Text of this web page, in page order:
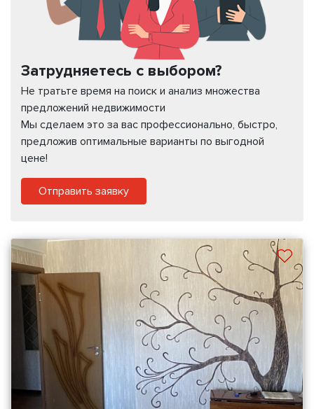
Затрудняетесь с выбором?
Не тратьте время на поиск и анализ множества
предложений недвижимости
Мы сделаем это за вас профессионально, быстро,
предложив оптимальные варианты по выгодной
цене!
Отправить заявку